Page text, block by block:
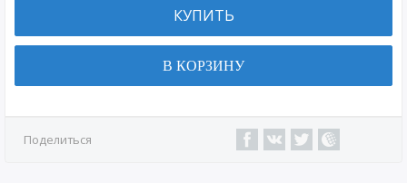
КУПИТЬ
В КОРЗИНУ
Поделиться